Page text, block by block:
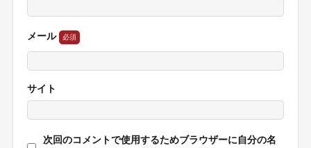
メール
サイト
次回のコメントで使用するためブラウザーに自分の名